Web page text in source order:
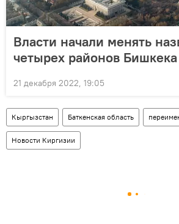
Власти начали менять
четырех районов Бишкека
21 декабря 2022, 19:05
Кыргызстан Баткенская область
Новости Киргизии